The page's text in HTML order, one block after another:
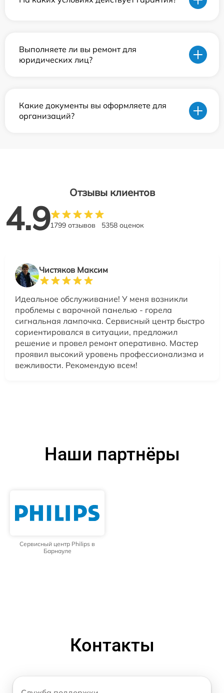
Выполняете ли вы ремонт для
юридических лиц?
Какие документы вы оформляете для
организаций?
Отзывы клиентов
4.91799 отзывов 5358 оценок
Чистяков Максим
Идеальное обслуживание! У меня возникли
проблемы с варочной панелью - горела
сигнальная лампочка. Сервисный центр быстро
сориентировался в ситуации, предложил
решение и провел ремонт оперативно. Мастер
проявил высокий уровень профессионализма и
вежливости. Рекомендую всем!
Наши партнёры
Сервисный центр Philips в
Барнауле
Контакты